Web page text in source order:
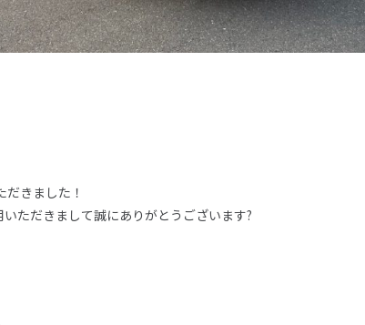
きました！
ただきまして誠にありがとうございます?